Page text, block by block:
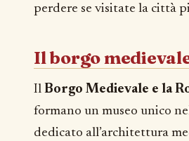
perdere se visitate la città
Il borgo
Il Borgo Medievale e la
formano un museo unico
dedicato all’architettura